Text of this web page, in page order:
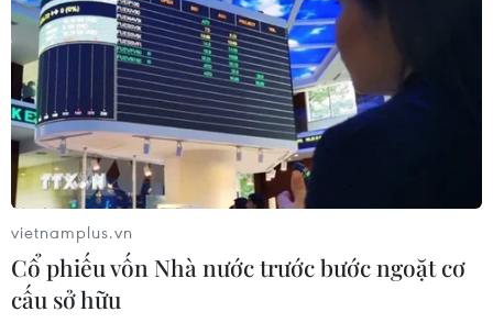
vietnamplus.vn
Cổ phiếu vốn Nhà nước trước bước ngoặt cơ
cấu sở hữu